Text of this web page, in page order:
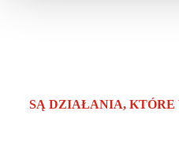
SĄ DZIAŁANIA, KTÓRE